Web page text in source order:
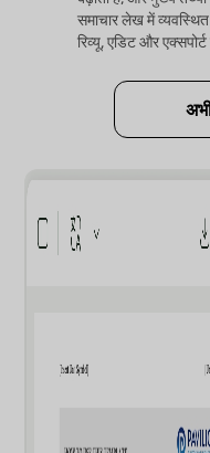
समाचार लेख में
रिव्यू, एडिट और